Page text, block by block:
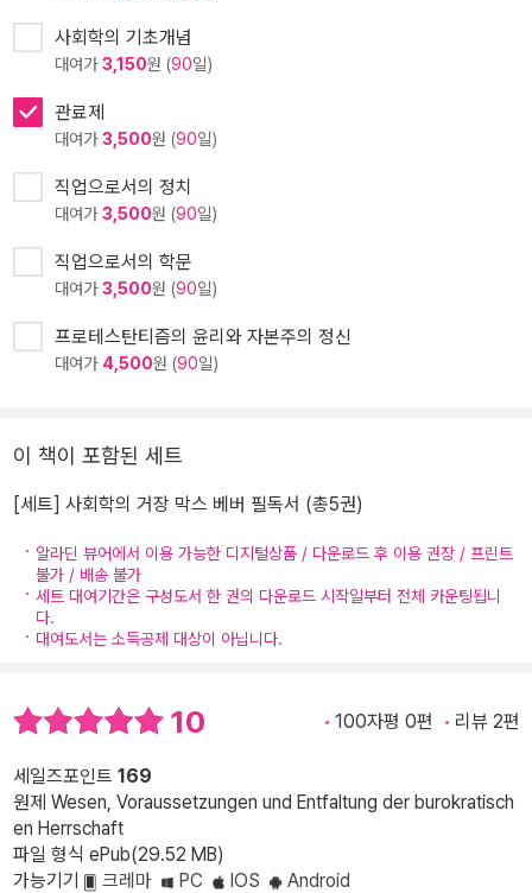
사회학의 기초개념
대여가3,150원 (90일)
관료제
대여가3,500원 (90일)
직업으로서의 정치
대여가3,500원 (90일)
직업으로서의 학문
대여가3,500원 (90일)
프로테스탄티즘의 윤리와 자본주의 정신
대여가 4,500원 (90일)
이 책이 포함된 세트
[세트] 사회학의 거장 막스 베버 필독서 (총5권)
알라딘 뷰어에서 이용 가능한 디지털상품 / 다운로드 후 이용 권장 / 프린트
불가 / 배송 불가
세트 대여기간은 구성도서 한 권의 다운로드 시작일부터 전체 카운팅됩니
다.
대여도서는 소득공제 대상이 아닙니다.
10 100자평 0편 리뷰 2편
세일즈포인트 169
원제 Wesen, Voraussetzungen und Entfaltung der burokratisch
en Herrschaft
파일 형식 ePub(29.52 MB)
가능기기
크레마 PC IOS
Android